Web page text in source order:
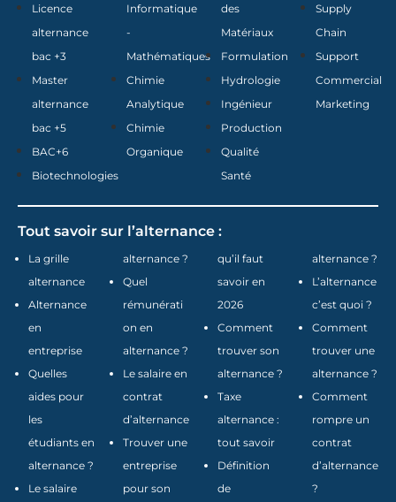
Licence
alternance
bac +3
Master
alternance
bac +5
BAC+6
Biotechnologies
Informatique
-
Mathématiques
Chimie
Analytique
Chimie
Organique
des
Matériaux
Formulation
Hydrologie
Ingénieur
Production
Qualité
Santé
Supply
Chain
Support
Commercial
Marketing
Tout savoir sur l’alternance :
La grille
alternance
Alternance
en
entreprise
Quelles
aides pour
les
étudiants en
alternance ?
Le salaire
alternance ?
Quel
rémunérati
on en
alternance ?
Le salaire en
contrat
d’alternance
Trouver une
entreprise
pour son
qu’il faut
savoir en
2026
Comment
trouver son
alternance ?
Taxe
alternance :
tout savoir
Définition
de
alternance ?
L’alternance
c’est quoi ?
Comment
trouver une
alternance ?
Comment
rompre un
contrat
d’alternance
?